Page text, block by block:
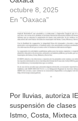
octubre 8, 2025
En "Oaxaca"
Por lluvias, autoriza
suspensión de clases
Istmo, Costa, Mixteca